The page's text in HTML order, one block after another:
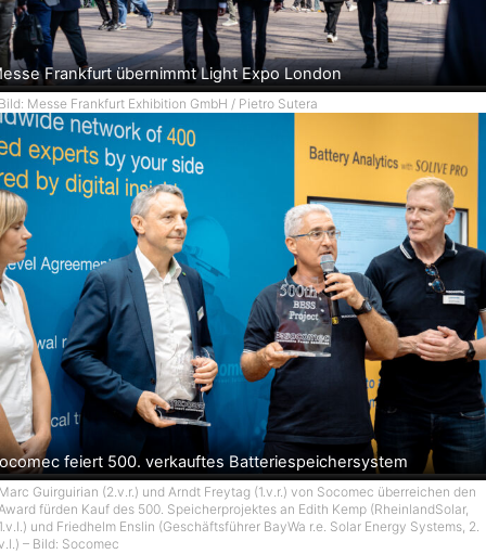
Frankfurt übernimmt Light Expo London
Messe Frankfurt Exhibition GmbH / Pietro Sutera
feiert 500. verkauftes Batteriespeichersystem
Guirguirian (2.v.r.) und Arndt Freytag (1.v.r.) von Socomec überreichen den
fürden Kauf des 500. Speicherprojektes an Edith Kemp (RheinlandSolar,
und Friedhelm Enslin (Geschäftsführer BayWa r.e. Solar Energy Systems, 2.
– Bild: Socomec